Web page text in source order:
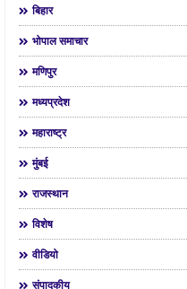
बिहार
भोपाल समाचार
मणिपुर
मध्यप्रदेश
महाराष्ट्र
मुंबई
राजस्थान
विशेष
वीडियो
संपादकीय